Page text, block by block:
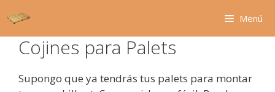
al
contenido
Menú
Cojines para Palets
Supongo que ya tendrás tus palets para montar